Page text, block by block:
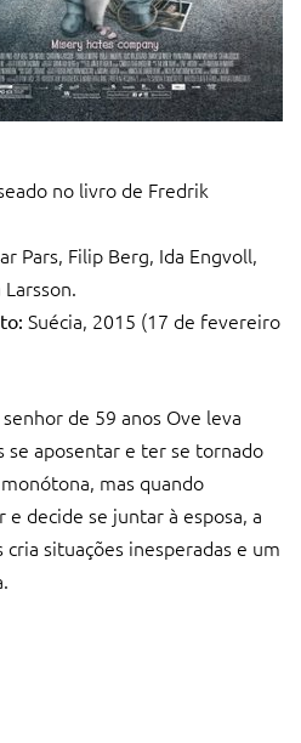
no livro de Fredrik
Pars, Filip Berg, Ida Engvoll,
Suécia, 2015 (17 de fevereiro
de 59 anos Ove leva
aposentar e ter se tornado
mas quando
decide se juntar à esposa, a
situações inesperadas e um